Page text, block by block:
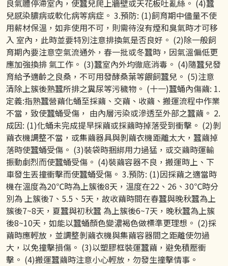
良氣體停滯室內，使蠶兒爬上牆壁或天花板吐亂絲。 (4)蠶
兒感染膿病或軟化病等病症。 3.預防: (1)飼育期中儘量不使
用薪材保溫，如非使用不可，則需待沒有煙和臭氣時才可移
入 室內，此時並要特別注意排換氣是否良好。 (2)除一般飼
育期內要注意空氣流通外，春一批或冬蠶時，因氣溫偏低更
應加強換排 氣工作。 (3)蠶室內外均徹底消毒。 (4)隨蠶兒發
育給予適齡之良桑，不可用發酵桑葉等餵飼蠶兒。 (5)注意
清除上簇後熟蠶所排之糞尿等污穢物。 (十一)蠶蛹內傷繭: 1.
定義:指熟蠶營繭化蛹至採繭、交繭、收繭、搬運流程中作業
不當，致使蠶蛹受傷， 由內層污染或滲透至外部之蠶繭。 2.
成因: (1)化蛹未完成提早採繭或採繭時掉落受到衝擊。 (2)剝
繭衣機調整不當，或集繭器具與剝繭衣機距離太大，蠶繭掉
落時使蠶蛹受傷。 (3)裝袋時捆綁用力過猛，或交繭時運輸
振動劇烈而使蠶蛹受傷。 (4)裝繭容器不良，搬運時上、下
車發生丟撞衝擊而使蠶蛹受傷。 3.預防: (1)因採繭之適當時
機在溫度為20℃時為上簇後8天，溫度在22、26、30℃時分
別為 上簇後7、5.5、5天，故收繭時間在春蠶與晚秋蠶為上
簇後7~8天，夏蠶與初秋蠶 為上簇後6~7天，晚秋蠶為上簇
後8~10天，如能以蠶蛹顏色變濃褐色做標準更理想。 (2)採
繭時應輕放，並調整剝繭衣機與集繭容器間之距離使勿過
大，以免撞擊損傷。 (3)以塑膠框裝運蠶繭，避免積壓衝
擊。 (4)搬運蠶繭時注意小心輕放，勿發生撞擊情事。